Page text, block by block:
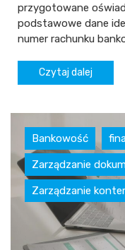
przygotowane
podstawowe dane
numer rachunku
Czytaj dalej
Bankowość
Zarządzanie
Zarządzanie